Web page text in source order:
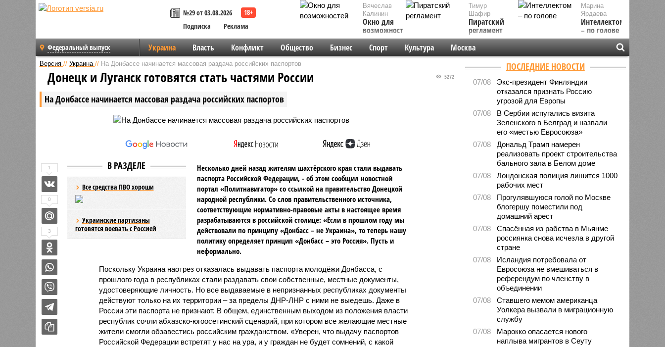
№29 от 03.08.2026
Подписка
Реклама
Вячеслав
Калинин
Окно для
возможностей
Марина
Ярдаева
Интеллектом
– по голове
Тимур
Шафир
Пиратский
регламент
Федеральный выпуск Украина Власть Конфликт Общество Бизнес Спорт Культура Москва
Версия // Украина // На Донбассе начинается массовая раздача российских паспортов
На Донбассе начинается массовая раздача российских паспортов
5272
Донецк и Луганск готовятся стать частями России
В РАЗДЕЛЕ
Все средства ПВО хороши
Украинские партизаны
готовятся воевать с Россией
Несколько дней назад жителям шахтёрского края стали выдавать
паспорта Российской Федерации, - об этом сообщил новостной
портал «Политнавигатор» со ссылкой на правительство Донецкой
народной республики. Со слов правительственного источника,
соответствующие нормативно-правовые акты в настоящее время
разрабатываются в российской столице: «Если в прошлом году мы
действовали по принципу «Донбасс – не Украина», то теперь нашу
политику определяет принцип «Донбасс – это Россия». Пусть и
неформально.
Поскольку Украина наотрез отказалась выдавать паспорта молодёжи Донбасса, с
прошлого года в республиках стали раздавать свои собственные, местные документы,
удостоверяющие личность. Но все выдаваемые в непризнанных республиках документы
действуют только на их территории – за пределы ДНР-ЛНР с ними не выедешь. Даже в
России эти паспорта не признают. В общем, единственным выходом из положения власти
республик сочли абхазско-югоосетинский сценарий, при котором все желающие местные
жители смогли обзавестись российским гражданством. «Уверен, что выдачу паспортов
Российской Федерации встретят у нас на ура, и у граждан не будет сомнений, с какой
1
0
3
ПОСЛЕДНИЕ НОВОСТИ
07/08
Экс-президент Финляндии
отказался признать Россию
угрозой для Европы
07/08
В Сербии испугались визита
Зеленского в Белград и назвали
его «местью Евросоюза»
07/08
Дональд Трамп намерен
реализовать проект строительства
бального зала в Белом доме
07/08
Лондонская полиция лишится 1000
рабочих мест
07/08
Прогулявшуюся голой по Москве
блогершу поместили под
домашний арест
07/08
Спасённая из рабства в Мьянме
россиянка снова исчезла в другой
стране
07/08
Исландия потребовала от
Евросоюза не вмешиваться в
референдум по членству в
объединении
07/08
Ставшего мемом американца
Уолкера вызвали в миграционную
службу
07/08
Марокко опасается нового
наплыва мигрантов в Сеуту